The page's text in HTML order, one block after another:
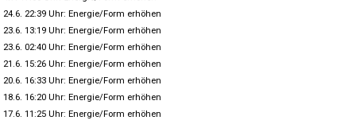
24.6. 22:39 Uhr: Energie/Form erhöhen
23.6. 13:19 Uhr: Energie/Form erhöhen
23.6. 02:40 Uhr: Energie/Form erhöhen
21.6. 15:26 Uhr: Energie/Form erhöhen
20.6. 16:33 Uhr: Energie/Form erhöhen
18.6. 16:20 Uhr: Energie/Form erhöhen
17.6. 11:25 Uhr: Energie/Form erhöhen